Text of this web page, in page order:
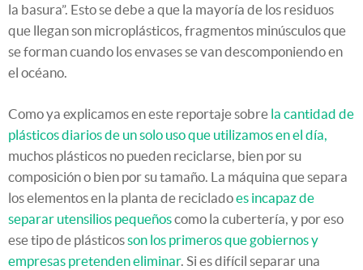
la basura”. Esto se debe a que la mayoría de los residuos
que llegan son microplásticos, fragmentos minúsculos que
se forman cuando los envases se van descomponiendo en
el océano.
Como ya explicamos en este reportaje sobre la cantidad de
plásticos diarios de un solo uso que utilizamos en el día,
muchos plásticos no pueden reciclarse, bien por su
composición o bien por su tamaño. La máquina que separa
los elementos en la planta de recicladoes incapaz de
separar utensilios pequeñoscomo la cubertería, y por eso
ese tipo de plásticosson los primeros que gobiernos y
empresas pretenden eliminar. Si es difícil separar una